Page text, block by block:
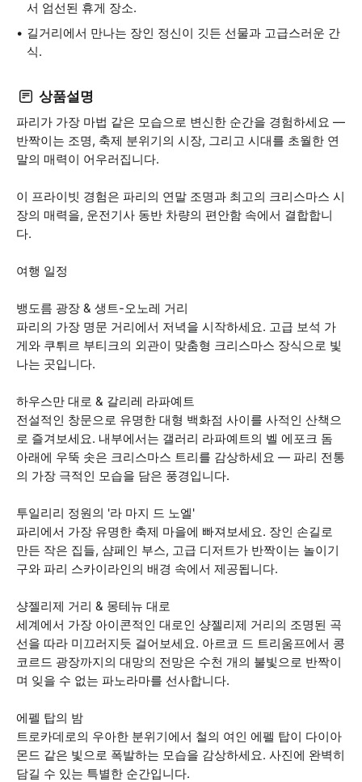
서 엄선된 휴게 장소.
길거리에서 만나는 장인 정신이 깃든 선물과 고급스러운 간
식.
상품설명
파리가 가장 마법 같은 모습으로 변신한 순간을 경험하세요 —
반짝이는 조명, 축제 분위기의 시장, 그리고 시대를 초월한 연
말의 매력이 어우러집니다.
이 프라이빗 경험은 파리의 연말 조명과 최고의 크리스마스 시
장의 매력을, 운전기사 동반 차량의 편안함 속에서 결합합니
다.
여행 일정
뱅도름 광장 & 생트-오노레 거리
파리의 가장 명문 거리에서 저녁을 시작하세요. 고급 보석 가
게와 쿠튀르 부티크의 외관이 맞춤형 크리스마스 장식으로 빛
나는 곳입니다.
하우스만 대로 & 갈리레 라파예트
전설적인 창문으로 유명한 대형 백화점 사이를 사적인 산책으
로 즐겨보세요. 내부에서는 갤러리 라파예트의 벨 에포크 돔
아래에 우뚝 솟은 크리스마스 트리를 감상하세요 — 파리 전통
의 가장 극적인 모습을 담은 풍경입니다.
투일리리 정원의 '라 마지 드 노엘'
파리에서 가장 유명한 축제 마을에 빠져보세요. 장인 손길로
만든 작은 집들, 샴페인 부스, 고급 디저트가 반짝이는 놀이기
구와 파리 스카이라인의 배경 속에서 제공됩니다.
샹젤리제 거리 & 몽테뉴 대로
세계에서 가장 아이콘적인 대로인 샹젤리제 거리의 조명된 곡
선을 따라 미끄러지듯 걸어보세요. 아르코 드 트리움프에서 콩
코르드 광장까지의 대망의 전망은 수천 개의 불빛으로 반짝이
며 잊을 수 없는 파노라마를 선사합니다.
에펠 탑의 밤
트로카데로의 우아한 분위기에서 철의 여인 에펠 탑이 다이아
몬드 같은 빛으로 폭발하는 모습을 감상하세요. 사진에 완벽히
담길 수 있는 특별한 순간입니다.